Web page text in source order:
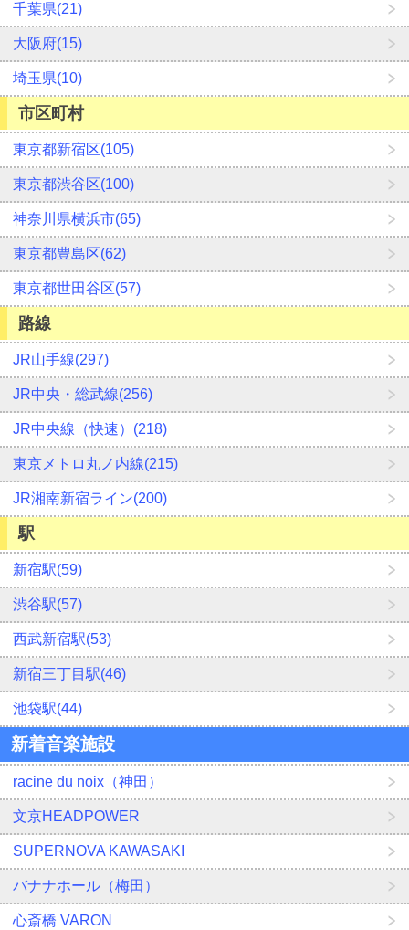
千葉県(21)
大阪府(15)
埼玉県(10)
市区町村
東京都新宿区(105)
東京都渋谷区(100)
神奈川県横浜市(65)
東京都豊島区(62)
東京都世田谷区(57)
路線
JR山手線(297)
JR中央・総武線(256)
JR中央線（快速）(218)
東京メトロ丸ノ内線(215)
JR湘南新宿ライン(200)
駅
新宿駅(59)
渋谷駅(57)
西武新宿駅(53)
新宿三丁目駅(46)
池袋駅(44)
新着音楽施設
racine du noix（神田）
文京HEADPOWER
SUPERNOVA KAWASAKI
バナナホール（梅田）
心斎橋 VARON